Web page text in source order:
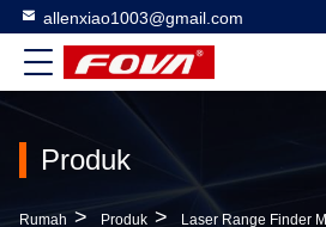
allenxiao1003@gmail.com
Produk
Rumah > Produk > Laser Range Finder